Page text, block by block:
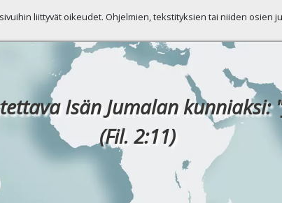
liittyvät oikeudet. Ohjelmien, tekstityksien tai niiden osien
Isän Jumalan kunniaksi:
(Fil. 2:11)